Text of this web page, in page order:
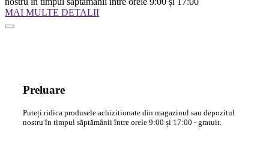
MAI MULTE DETALII
Preluare
Puteți ridica produsele achizitionate din magazinul sau depozitul
nostru în timpul săptămânii între orele 9:00 și 17:00 - gratuit.